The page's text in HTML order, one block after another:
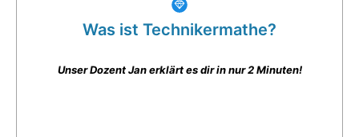
Was ist Technikermathe?
Unser Dozent Jan erklärt es dir in nur 2 Minuten!